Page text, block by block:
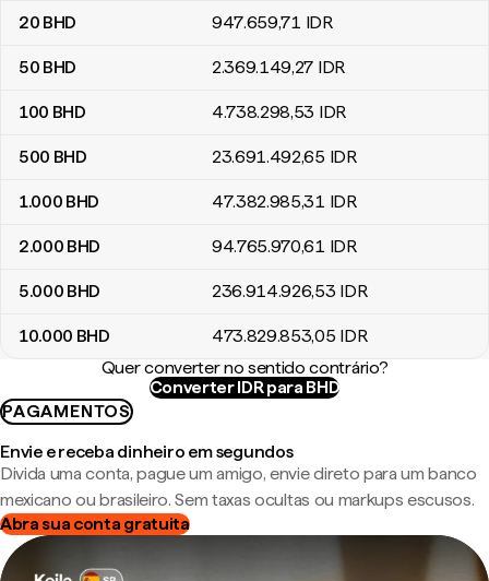
20 BHD 947.659,71 IDR
50 BHD 2.369.149,27 IDR
100 BHD 4.738.298,53 IDR
500 BHD 23.691.492,65 IDR
1.000 BHD 47.382.985,31 IDR
2.000 BHD 94.765.970,61 IDR
5.000 BHD 236.914.926,53 IDR
10.000 BHD 473.829.853,05 IDR
Quer converter no sentido contrário?
Converter IDR para BHD
PAGAMENTOS
Envie e receba dinheiro em segundos
Divida uma conta, pague um amigo, envie direto para um banco
mexicano ou brasileiro. Sem taxas ocultas ou markups escusos.
Abra sua conta gratuita